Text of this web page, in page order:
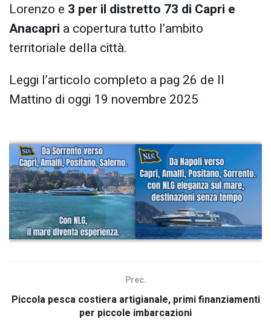
Lorenzo e 3 per il distretto 73 di Capri e
Anacapri a copertura tutto l’ambito
territoriale della città.
Leggi l’articolo completo a pag 26 de Il
Mattino di oggi 19 novembre 2025
Prec.
Piccola pesca costiera artigianale, primi finanziamenti
per piccole imbarcazioni